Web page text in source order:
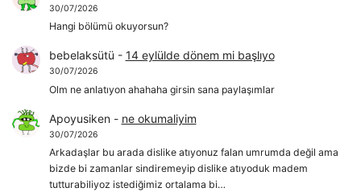
30/07/2026
Hangi bölümü okuyorsun?
bebelaksütü - 14 eylülde dönem mi başlıyo
30/07/2026
Olm ne anlatıyon ahahaha girsin sana paylaşımlar
Apoyusiken- ne okumaliyim
30/07/2026
Arkadaşlar bu arada dislike atıyonuz falan umrumda değil ama
bizde bi zamanlar sindiremeyip dislike atıyoduk madem
tutturabiliyoz istediğimiz ortalama bi…